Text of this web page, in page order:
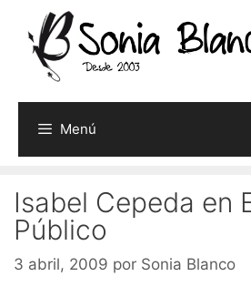
contenido
Menú
Isabel Cepeda en
Público
3 abril, 2009 por Sonia Blanco